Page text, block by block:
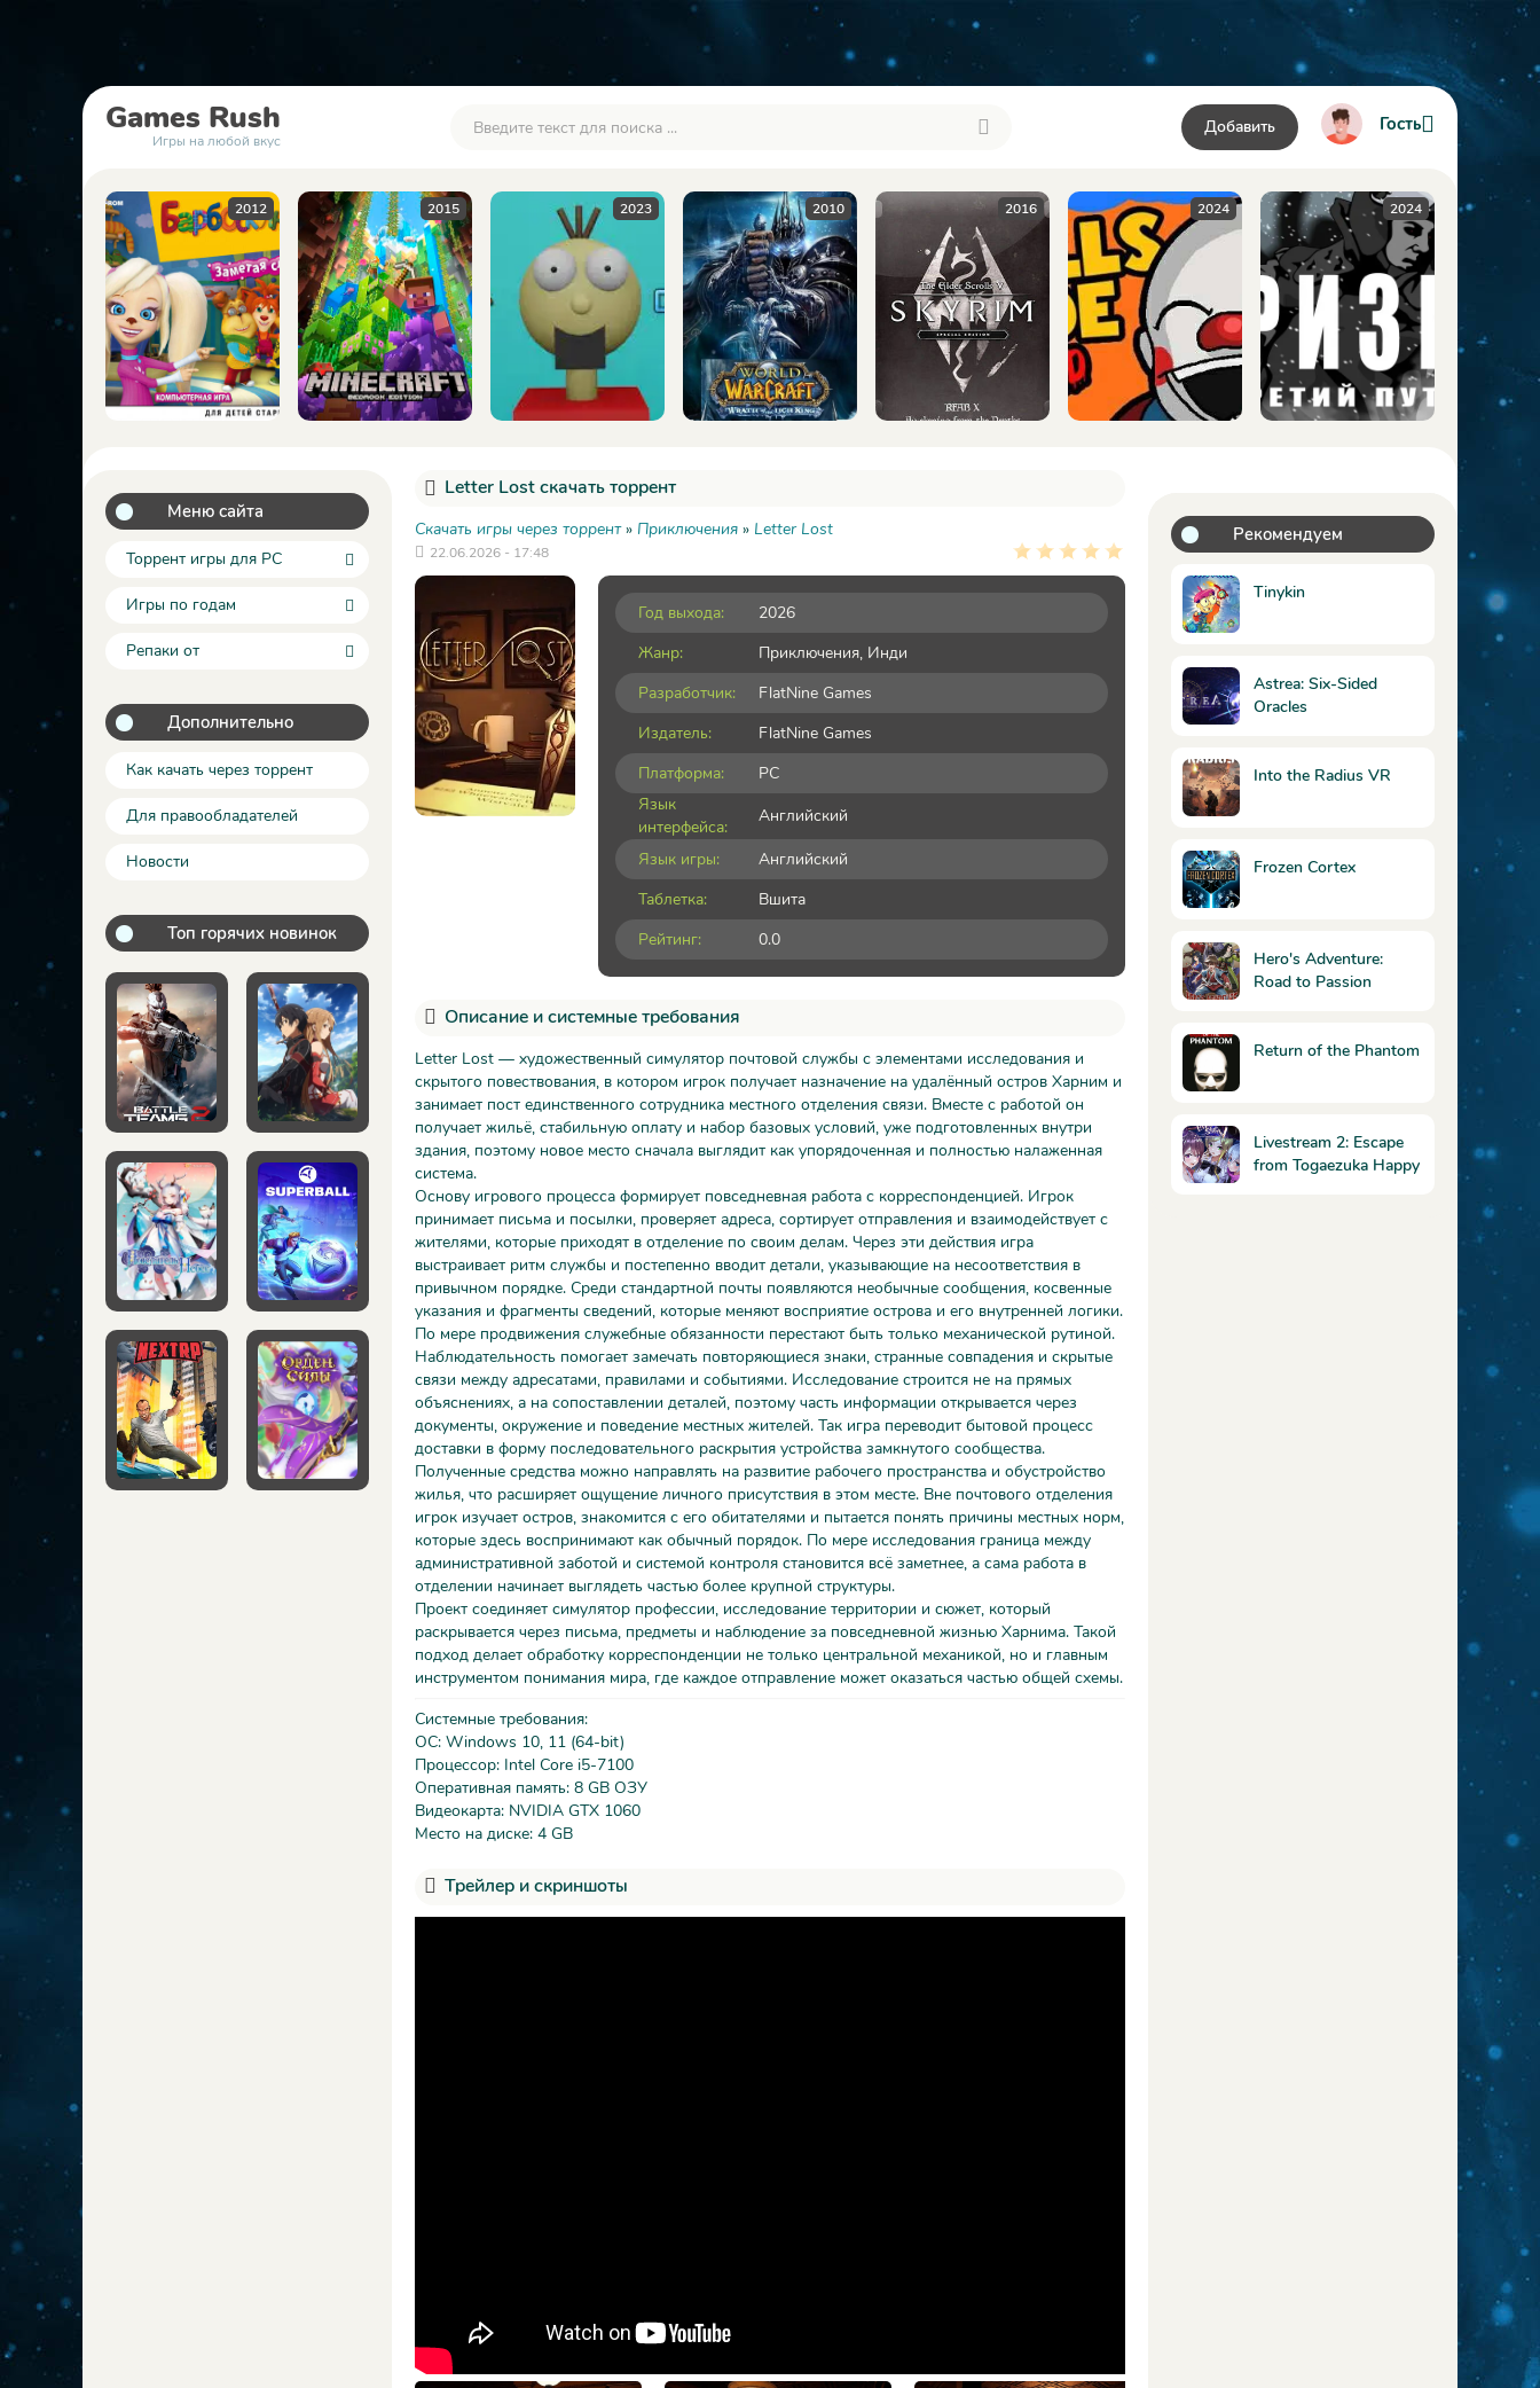
Games Rush
Игры на любой вкус
Добавить Гость
2015 2023 2010 2016 2024 2024 2009
Меню сайта
Торрент игры для PC
Игры по годам
Репаки от
Дополнительно
Как качать через торрент
Для правообладателей
Новости
Топ горячих новинок
Letter Lost скачать торрент
Скачать игры через торрент» Приключения » Letter Lost
22.06.2026 - 17:48
Год выхода:
2026
Жанр:
Приключения, Инди
Разработчик:
FlatNine Games
Издатель:
FlatNine Games
Платформа:
PC
Язык
интерфейса:
Английский
Язык игры:
Английский
Таблетка:
Вшита
Рейтинг:
0.0
Описание и системные требования
Letter Lost — художественный симулятор почтовой службы с элементами исследования и
скрытого повествования, в котором игрок получает назначение на удалённый остров Харним и
занимает пост единственного сотрудника местного отделения связи. Вместе с работой он
получает жильё, стабильную оплату и набор базовых условий, уже подготовленных внутри
здания, поэтому новое место сначала выглядит как упорядоченная и полностью налаженная
система.
Основу игрового процесса формирует повседневная работа с корреспонденцией. Игрок
принимает письма и посылки, проверяет адреса, сортирует отправления и взаимодействует с
жителями, которые приходят в отделение по своим делам. Через эти действия игра
выстраивает ритм службы и постепенно вводит детали, указывающие на несоответствия в
привычном порядке. Среди стандартной почты появляются необычные сообщения, косвенные
указания и фрагменты сведений, которые меняют восприятие острова и его внутренней логики.
По мере продвижения служебные обязанности перестают быть только механической рутиной.
Наблюдательность помогает замечать повторяющиеся знаки, странные совпадения и скрытые
связи между адресатами, правилами и событиями. Исследование строится не на прямых
объяснениях, а на сопоставлении деталей, поэтому часть информации открывается через
документы, окружение и поведение местных жителей. Так игра переводит бытовой процесс
доставки в форму последовательного раскрытия устройства замкнутого сообщества.
Полученные средства можно направлять на развитие рабочего пространства и обустройство
жилья, что расширяет ощущение личного присутствия в этом месте. Вне почтового отделения
игрок изучает остров, знакомится с его обитателями и пытается понять причины местных норм,
которые здесь воспринимают как обычный порядок. По мере исследования граница между
административной заботой и системой контроля становится всё заметнее, а сама работа в
отделении начинает выглядеть частью более крупной структуры.
Проект соединяет симулятор профессии, исследование территории и сюжет, который
раскрывается через письма, предметы и наблюдение за повседневной жизнью Харнима. Такой
подход делает обработку корреспонденции не только центральной механикой, но и главным
инструментом понимания мира, где каждое отправление может оказаться частью общей схемы.
Системные требования:
ОС: Windows 10, 11 (64-bit)
Процессор: Intel Core i5-7100
Оперативная память: 8 GB ОЗУ
Видеокарта: NVIDIA GTX 1060
Место на диске: 4 GB
Трейлер и скриншоты
Рекомендуем
Tinykin
Astrea: Six-Sided
Oracles
Into the Radius VR
Frozen Cortex
Hero's Adventure:
Road to Passion
Return of the Phantom
Livestream 2: Escape
from Togaezuka Happy